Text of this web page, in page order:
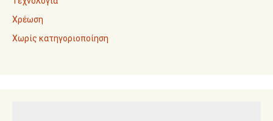
Χρέωση
Χωρίς κατηγοριοποίηση